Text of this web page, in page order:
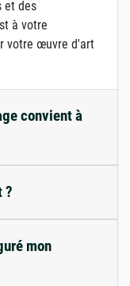
et des
à votre
votre œuvre d'art
convient à
?
mon